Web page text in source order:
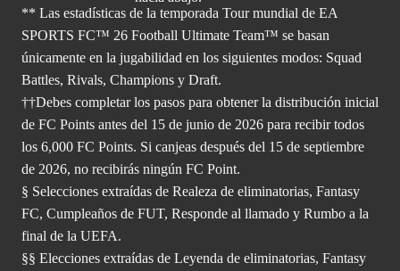
** Las estadísticas de la temporada Tour mundial de EA
SPORTS FC™ 26 Football Ultimate Team™ se basan
únicamente en la jugabilidad en los siguientes modos: Squad
Battles, Rivals, Champions y Draft.
††Debes completar los pasos para obtener la distribución inicial
de FC Points antes del 15 de junio de 2026 para recibir todos
los 6,000 FC Points. Si canjeas después del 15 de septiembre
de 2026, no recibirás ningún FC Point.
§ Selecciones extraídas de Realeza de eliminatorias, Fantasy
FC, Cumpleaños de FUT, Responde al llamado y Rumbo a la
final de la UEFA.
§§ Elecciones extraídas de Leyenda de eliminatorias, Fantasy